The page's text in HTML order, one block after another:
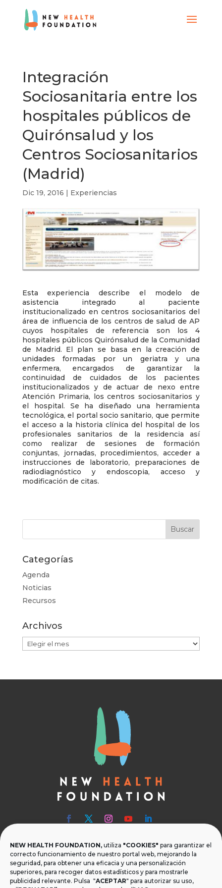
NEW HEALTH FOUNDATION, utiliza "COOKIES" para garantizar el
correcto funcionamiento de nuestro portal web, mejorando la
seguridad, para obtener una eficacia y una personalización
superiores, para recoger datos estadísticos y para mostrarle
publicidad relevante. Pulsa "ACEPTAR" para autorizar su uso,
Integración
Sociosanitaria entre los
hospitales públicos de
Quirónsalud y los
Centros Sociosanitarios
(Madrid)
Dic 19, 2016 | Experiencias
Esta experiencia describe el modelo de
asistencia integrado al paciente
institucionalizado en centros sociosanitarios del
área de influencia de los centros de salud de AP
cuyos hospitales de referencia son los 4
hospitales públicos Quirónsalud de la Comunidad
de Madrid. El plan se basa en la creación de
unidades formadas por un geriatra y una
enfermera, encargados de garantizar la
continuidad de cuidados de los pacientes
institucionalizados y de actuar de nexo entre
Atención Primaria, los centros sociosanitarios y
el hospital. Se ha diseñado una herramienta
tecnológica, el portal socio sanitario, que permite
el acceso a la historia clínica del hospital de los
profesionales sanitarios de la residencia así
como realizar de sesiones de formación
conjuntas, jornadas, procedimientos, acceder a
instrucciones de laboratorio, preparaciones de
radiodiagnóstico y endoscopia, acceso y
modificación de citas.
Categorías
Agenda
Noticias
Recursos
Archivos
Archivos
 Teléfono
T.+34 954 219 597